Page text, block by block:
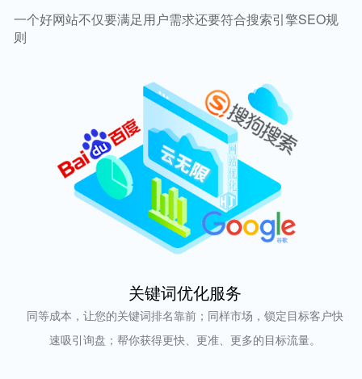
一个好网站不仅要满足用户需求还要符合搜索引擎SEO规
则
关键词优化服务
同等成本，让您的关键词排名靠前；同样市场，锁定目标客户快
速吸引询盘；帮你获得更快、更准、更多的目标流量。